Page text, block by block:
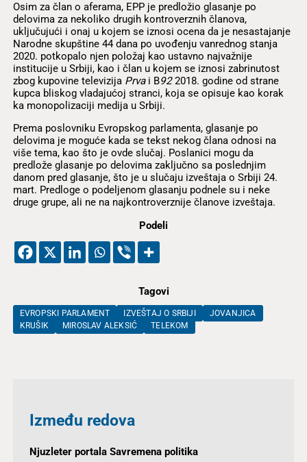
Osim za član o aferama, EPP je predložio glasanje po
delovima za nekoliko drugih kontroverznih članova,
uključujući i onaj u kojem se iznosi ocena da je nesastajanje
Narodne skupštine 44 dana po uvođenju vanrednog stanja
2020. potkopalo njen položaj kao ustavno najvažnije
institucije u Srbiji, kao i član u kojem se iznosi zabrinutost
zbog kupovine televizija Prvai B922018. godine od strane
kupca bliskog vladajućoj stranci, koja se opisuje kao korak
ka monopolizaciji medija u Srbiji.
Prema poslovniku Evropskog parlamenta, glasanje po
delovima je moguće kada se tekst nekog člana odnosi na
više tema, kao što je ovde slučaj. Poslanici mogu da
predlože glasanje po delovima zaključno sa poslednjim
danom pred glasanje, što je u slučaju izveštaja o Srbiji 24.
mart. Predloge o podeljenom glasanju podnele su i neke
druge grupe, ali ne na najkontroverznije članove izveštaja.
Podeli
Tagovi
EVROPSKI PARLAMENT IZVEŠTAJ O SRBIJI
JOVANJICA
KRUŠIK
MIROSLAV ALEKSIĆ TELEKOM
Između redova
Njuzleter portala Savremena politika